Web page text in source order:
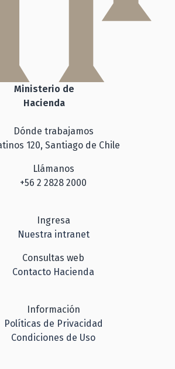
Ministerio de
Hacienda
Dónde trabajamos
120, Santiago de Chile
Llámanos
+56 2 2828 2000
Ingresa
Nuestra intranet
Consultas web
Contacto Hacienda
Información
Políticas de Privacidad
Condiciones de Uso